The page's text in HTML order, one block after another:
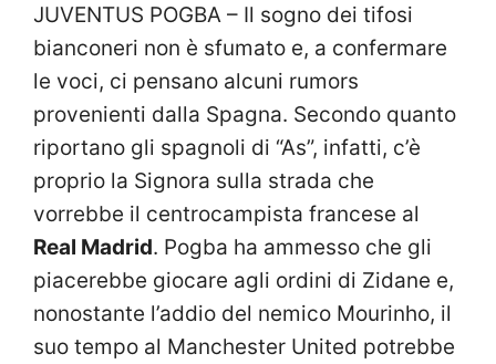
JUVENTUS POGBA – Il sogno dei tifosi
bianconeri non è sfumato e, a confermare
le voci, ci pensano alcuni rumors
provenienti dalla Spagna. Secondo quanto
riportano gli spagnoli di “As”, infatti, c’è
proprio la Signora sulla strada che
vorrebbe il centrocampista francese al
Real Madrid. Pogba ha ammesso che gli
piacerebbe giocare agli ordini di Zidane e,
nonostante l’addio del nemico Mourinho, il
suo tempo al Manchester United potrebbe